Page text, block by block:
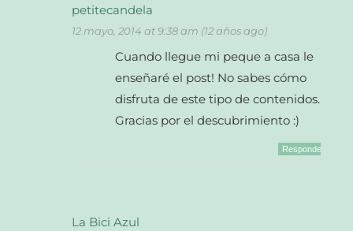
petitecandela
12 mayo, 2014 at 9:38 am (12 años ago)
Cuando llegue mi peque a casa le
enseñaré el post! No sabes cómo
disfruta de este tipo de contenidos.
Gracias por el descubrimiento :)
Responder
La Bici Azul